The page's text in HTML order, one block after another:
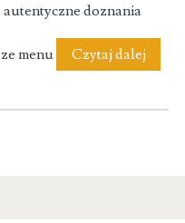
autentyczne doznania
menu Czytaj dalejSETKA